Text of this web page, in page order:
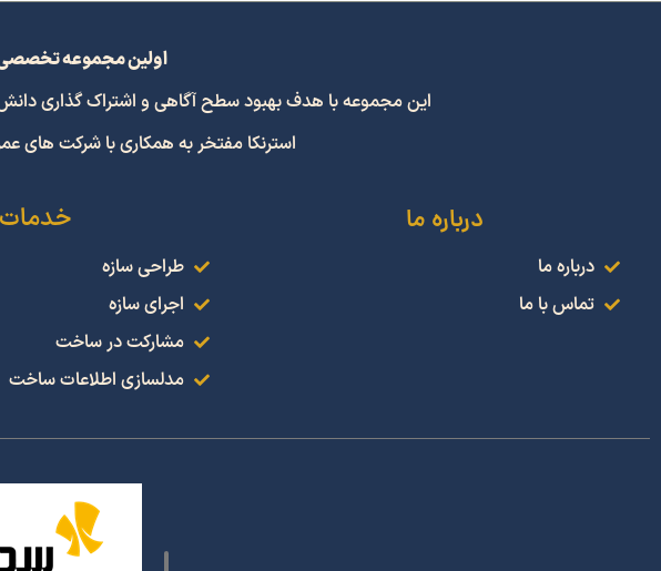
اولین مجموعه تخصصی
این مجموعه با هدف بهبود سطح آگاهی و اشتراک گذاری دانش در جامعه
استرنکا مفتخر به همکاری با شرکت های
درباره ما
درباره ما
تماس با ما
خدمات
طراحی سازه
اجرای سازه
مشارکت در ساخت
مدلسازی اطلاعات ساخت